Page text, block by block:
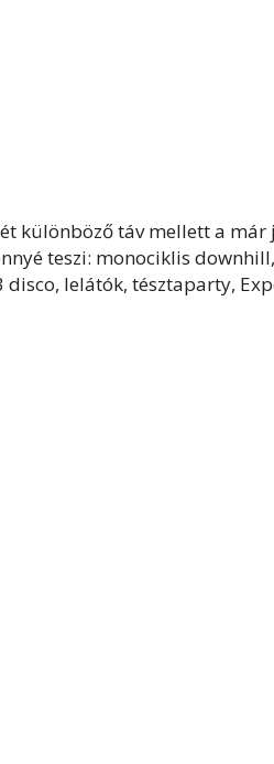
különböző táv mellett a
teszi: monociklis
lelátók, tésztaparty,